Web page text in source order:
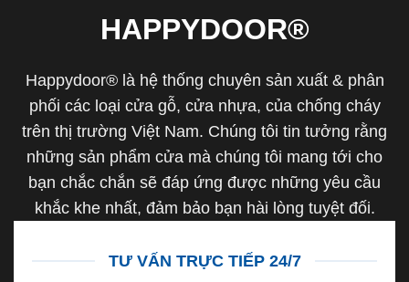
HAPPYDOOR®
Happydoor® là hệ thống chuyên sản xuất & phân
phối các loại cửa gỗ, cửa nhựa, của chống cháy
trên thị trường Việt Nam. Chúng tôi tin tưởng rằng
những sản phẩm cửa mà chúng tôi mang tới cho
bạn chắc chắn sẽ đáp ứng được những yêu cầu
khắc khe nhất, đảm bảo bạn hài lòng tuyệt đối.
TƯ VẤN TRỰC TIẾP 24/7